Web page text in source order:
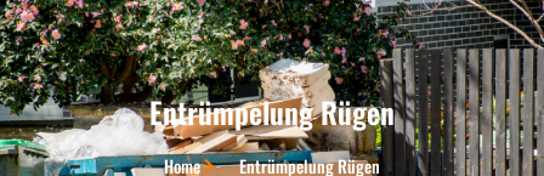
Entrümpelung Rügen
Home Entrümpelung Rügen